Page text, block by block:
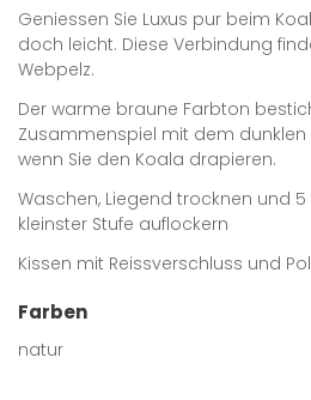
Geniessen Sie Luxus pur beim
doch leicht. Diese Verbindung
Webpelz.
Der warme braune Farbton
Zusammenspiel mit dem dunklen
wenn Sie den Koala drapieren.
Waschen, Liegend trocknen und
kleinster Stufe auflockern
Kissen mit Reissverschluss und
Farben
natur